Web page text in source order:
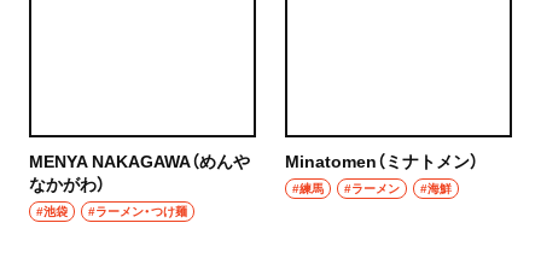
MENYA NAKAGAWA（めんや
なかがわ）
#池袋 #ラーメン・つけ麺
Minatomen（ミナトメン）
#練馬 #ラーメン #海鮮